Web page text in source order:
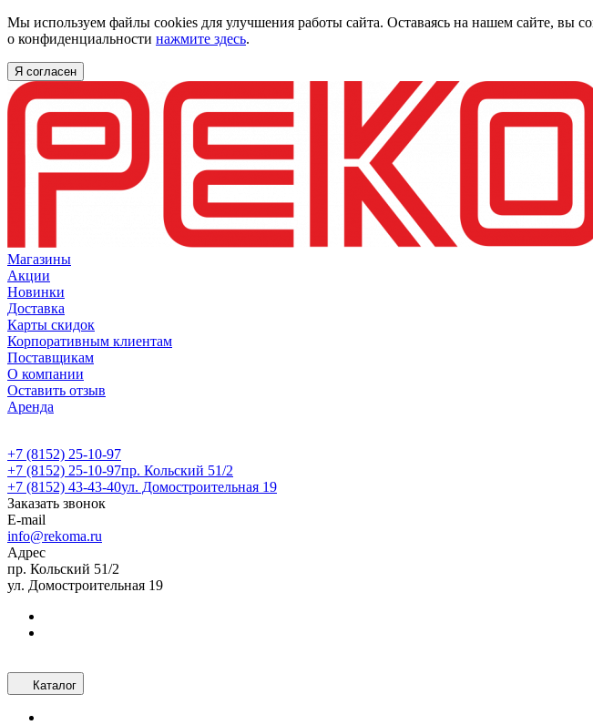
Мы используем файлы cookies для улучшения работы сайта. Оставаясь на нашем сайте, вы
о конфиденциальности нажмите здесь.
Я согласен
Магазины
Акции
Новинки
Доставка
Карты скидок
Корпоративным клиентам
Поставщикам
О компании
Оставить отзыв
Аренда
+7 (8152) 25-10-97
+7 (8152) 25-10-97пр. Кольский 51/2
+7 (8152) 43-43-40ул. Домостроительная 19
Заказать звонок
E-mail
info@rekoma.ru
Адрес
пр. Кольский 51/2
ул. Домостроительная 19
Каталог